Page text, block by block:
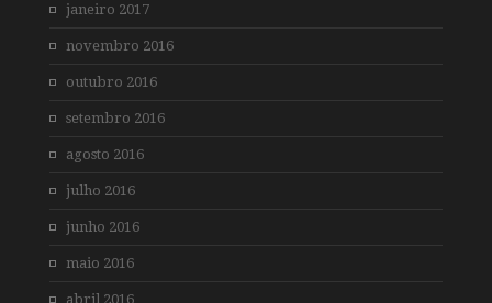
janeiro 2017
novembro 2016
outubro 2016
setembro 2016
agosto 2016
julho 2016
junho 2016
maio 2016
abril 2016